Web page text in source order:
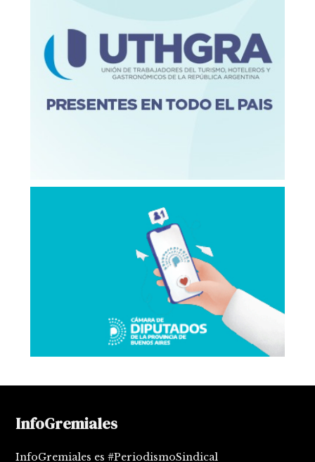
InfoGremiales
InfoGremiales es #PeriodismoSindical